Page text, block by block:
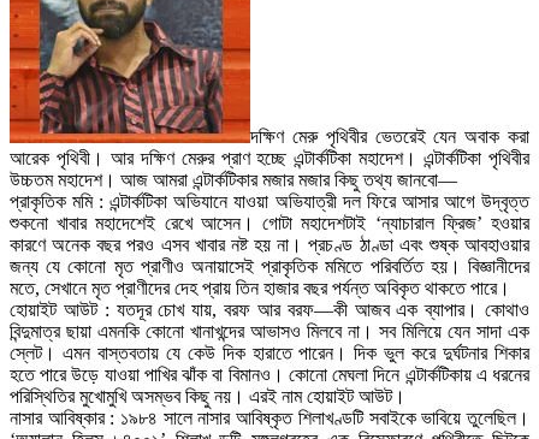
দক্ষিণ মেরু পৃথিবীর ভেতরেই যেন অবাক করা
আরেক পৃথিবী। আর দক্ষিণ মেরুর প্রাণ হচ্ছে এন্টার্কটিকা মহাদেশ। এন্টার্কটিকা পৃথিবীর
উচ্চতম মহাদেশ। আজ আমরা এন্টার্কটিকার মজার মজার কিছু তথ্য জানবো—
প্রাকৃতিক মমি : এন্টার্কটিকা অভিযানে যাওয়া অভিযাত্রী দল ফিরে আসার আগে উদ্বৃত্ত
শুকনো খাবার মহাদেশেই রেখে আসেন। গোটা মহাদেশটাই ‘ন্যাচারাল ফ্রিজ’ হওয়ার
কারণে অনেক বছর পরও এসব খাবার নষ্ট হয় না। প্রচণ্ড ঠাণ্ডা এবং শুষ্ক আবহাওয়ার
জন্য যে কোনো মৃত প্রাণীও অনায়াসেই প্রাকৃতিক মমিতে পরিবর্তিত হয়। বিজ্ঞানীদের
মতে, সেখানে মৃত প্রাণীদের দেহ প্রায় তিন হাজার বছর পর্যন্ত অবিকৃত থাকতে পারে।
হোয়াইট আউট : যতদূর চোখ যায়, বরফ আর বরফ—কী আজব এক ব্যাপার। কোথাও
বিন্দুমাত্র ছায়া এমনকি কোনো খানাখন্দের আভাসও মিলবে না। সব মিলিয়ে যেন সাদা এক
স্লেট। এমন বাস্তবতায় যে কেউ দিক হারাতে পারেন। দিক ভুল করে দুর্ঘটনার শিকার
হতে পারে উড়ে যাওয়া পাখির ঝাঁক বা বিমানও। কোনো মেঘলা দিনে এন্টার্কটিকায় এ ধরনের
পরিস্থিতির মুখোমুখি অসম্ভব কিছু নয়। এরই নাম হোয়াইট আউট।
নাসার আবিষ্কার : ১৯৮৪ সালে নাসার আবিষ্কৃত শিলাখণ্ডটি সবাইকে ভাবিয়ে তুলেছিল।